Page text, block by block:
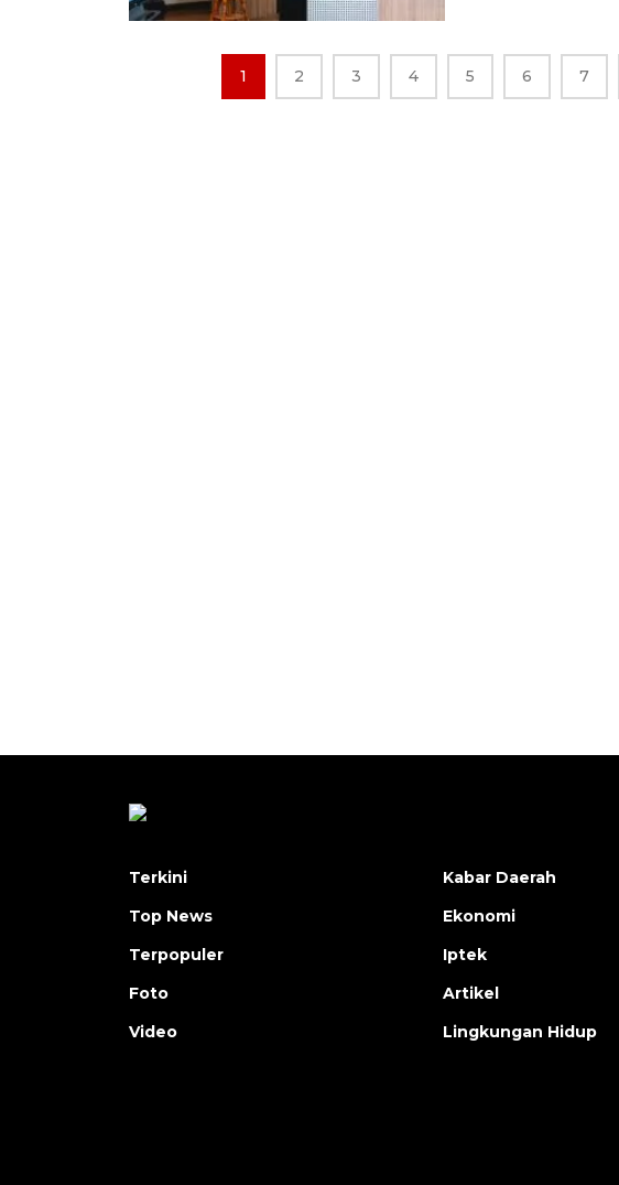
1 2 3 4 5 6 7
Terkini
Top News
Terpopuler
Foto
Video
Kabar Daerah
Ekonomi
Iptek
Artikel
Lingkungan Hidup